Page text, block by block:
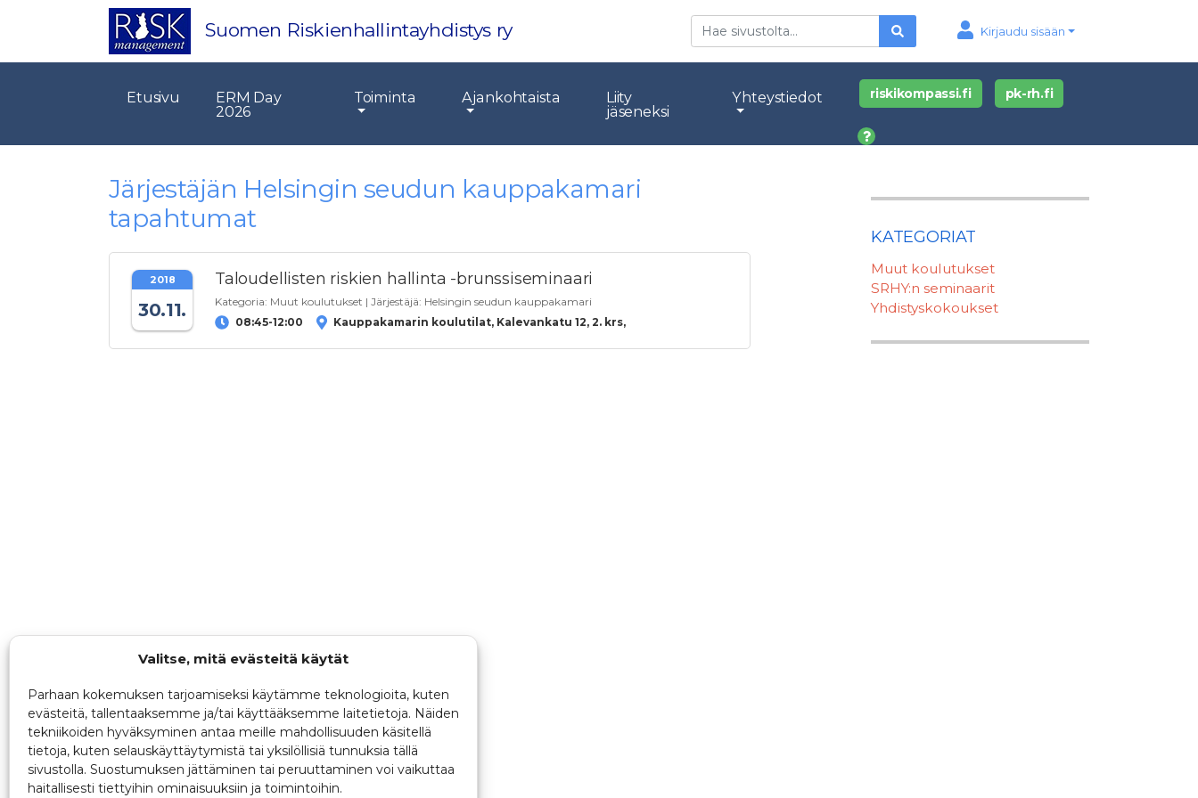
Valitse, mitä evästeitä käytät
Parhaan kokemuksen tarjoamiseksi käytämme teknologioita, kuten
evästeitä, tallentaaksemme ja/tai käyttääksemme laitetietoja. Näiden
tekniikoiden hyväksyminen antaa meille mahdollisuuden käsitellä
tietoja, kuten selauskäyttäytymistä tai yksilöllisiä tunnuksia tällä
sivustolla. Suostumuksen jättäminen tai peruuttaminen voi vaikuttaa
haitallisesti tiettyihin ominaisuuksiin ja toimintoihin.
Suomen Riskienhallintayhdistys ry Kirjaudu sisään
Etsi
Etusivu
ERM Day
2026
Toiminta Ajankohtaista
Liity
jäseneksi
Yhteystiedot riskikompassi.fi pk-rh.fi
Järjestäjän Helsingin seudun kauppakamari
tapahtumat
2018
30.11.
Taloudellisten riskien hallinta -brunssiseminaari
Kategoria: Muut koulutukset | Järjestäjä: Helsingin seudun kauppakamari
08:45-12:00
Kauppakamarin koulutilat, Kalevankatu 12, 2. krs,
KATEGORIAT
Muut koulutukset
SRHY:n seminaarit
Yhdistyskokoukset